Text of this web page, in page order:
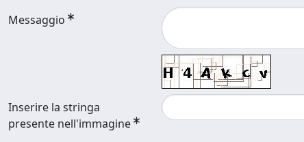
Messaggio
Inserire la stringa
presente nell'immagine